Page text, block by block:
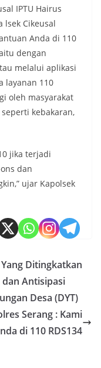
IPTU Hairus
lsek Cikeusal
Anda di 110
dengan
melalui aplikasi
layanan 110
oleh masyarakat
kebakaran,
jika terjadi
dan
ujar Kapolsek
Ditingkatkan
dan Antisipasi
Desa (DYT)
Serang : Kami
di 110 RDS134